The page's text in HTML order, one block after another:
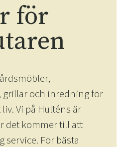
för
och inredning för
Vi på Hulténs är
det kommer till att
service. För bästa